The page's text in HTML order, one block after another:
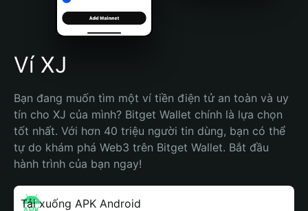
Português (Brasil)
Español (Argentina)
Ví XJ
Bạn đang muốn tìm một ví tiền điện tử an toàn và uy
tín cho XJ của mình? Bitget Wallet chính là lựa chọn
tốt nhất. Với hơn 40 triệu người tin dùng, bạn có thể
tự do khám phá Web3 trên Bitget Wallet. Bắt đầu
hành trình của bạn ngay!
Tải xuống APK Android